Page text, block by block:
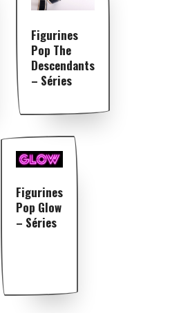
Figurines
Pop The
Descendants
– Séries
Figurines
Pop Glow
– Séries